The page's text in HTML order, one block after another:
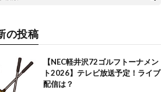
の投稿
【NEC軽井沢72ゴルフトーナメン
ト2026】テレビ放送予定！ライブ
配信は？